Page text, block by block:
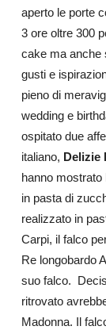
aperto le porte
3 ore oltre 300
cake ma anche
gusti e
pieno di
wedding e
ospitato due
italiano, Delizie
hanno mostrato
in pasta di
realizzato in
Carpi, il falco
Re longobardo
suo falco.
ritrovato
Madonna. Il